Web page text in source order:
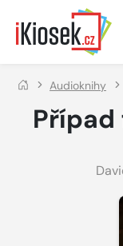
Přejít na hlavní obsah
Audioknihy